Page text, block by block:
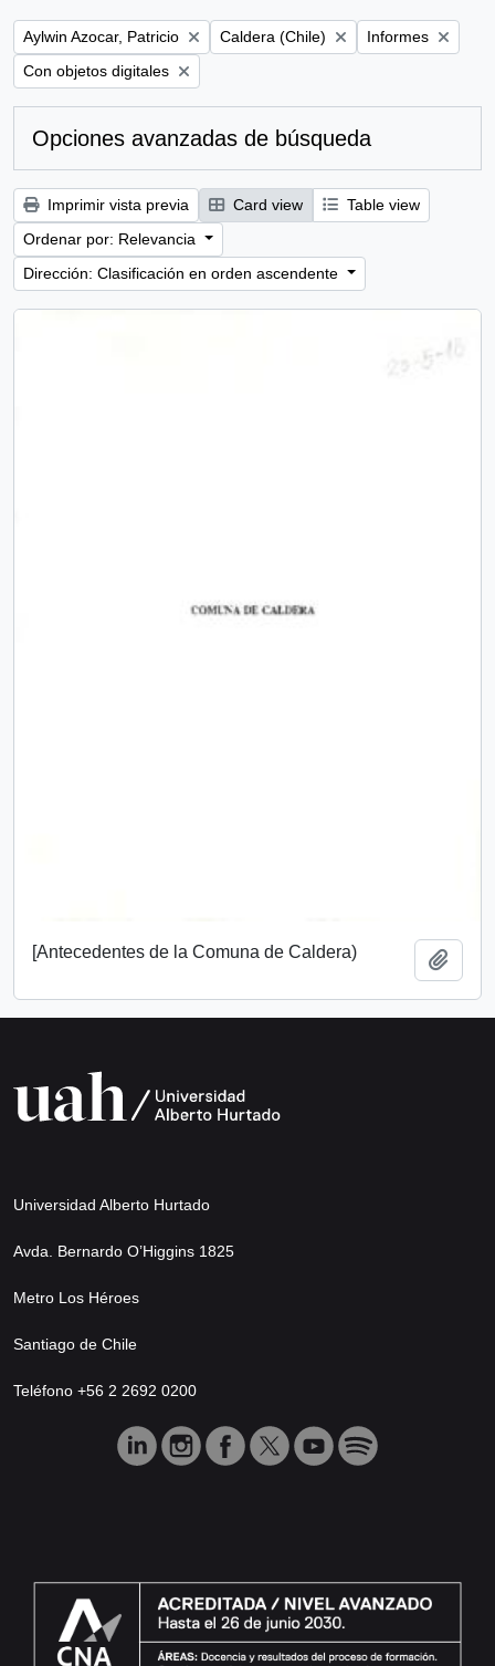
Remove filter:
Aylwin Azocar, Patricio Remove filter:
Caldera (Chile) Remove filter:
Informes
Remove filter:
Con objetos digitales
Opciones avanzadas de búsqueda
Imprimir vista previa Card view
Table view
Ordenar por: Relevancia
Dirección: Clasificación en orden ascendente
[Antecedentes de la Comuna de Caldera)
Universidad Alberto Hurtado
Avda. Bernardo O’Higgins 1825
Metro Los Héroes
Santiago de Chile
Teléfono +56 2 2692 0200